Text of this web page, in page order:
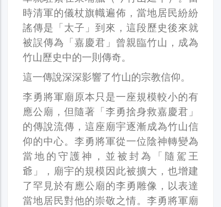
時清軍的儀杖旗幟遍佈，當地居民紛紛
謠傳是「太子」到來，這段歷史後來就
被誤傳為「嘉慶君」曾親臨竹山，成為
竹山歷史中的一則傳奇。
這一傳說深深影響了竹山的宗教信仰。
李勇將軍廟原本只是一座規模較小的有
應公廟，但隨著「李勇捨身救嘉慶君」
的傳說流傳，這座廟宇逐漸成為竹山信
仰的中心。李勇將軍從一位陰神轉變為
當地的守護神，並被封為「隨駕王
爺」，廟宇的規模因此被擴大，也增建
了罕見於有應公廟的李勇雕像，以表達
當地居民對他的崇敬之情。李勇將軍廟